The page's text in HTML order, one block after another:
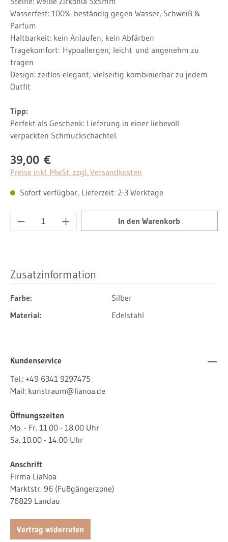
Wasserfest: 100% beständig gegen Wasser, Schweiß &
Parfum
Haltbarkeit: kein Anlaufen, kein Abfärben
Tragekomfort: Hypoallergen, leicht und angenehm zu
tragen
Design: zeitlos-elegant, vielseitig kombinierbar zu jedem
Outfit
Tipp:
Perfekt als Geschenk: Lieferung in einer liebevoll
verpackten Schmuckschachtel.
Regulärer Preis:
39,00 €
Preise inkl. MwSt. zzgl. Versandkosten
Sofort verfügbar, Lieferzeit: 2-3 Werktage
Produkt Anzahl: Gib den gewünschten
In den Warenkorb
Zusatzinformation
Farbe:
Silber
Material:
Edelstahl
Kundenservice
Tel.: +49 6341 9297475
Mail: kunstraum@lianoa.de
Öffnungszeiten
Mo. - Fr. 11.00 - 18.00 Uhr
Sa. 10.00 - 14.00 Uhr
Anschrift
Firma LiaNoa
Marktstr. 96 (Fußgängerzone)
76829 Landau
Vertrag widerrufen